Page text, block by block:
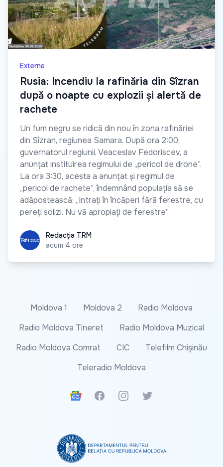
Externe
Rusia: Incendiu la rafinăria din Sîzran
după o noapte cu explozii și alertă de
rachete
Un fum negru se ridică din nou în zona rafinăriei
din Sîzran, regiunea Samara. După ora 2:00,
guvernatorul regiunii, Veaceslav Fedoriscev, a
anunțat instituirea regimului de „pericol de drone”.
La ora 3:30, acesta a anunțat și regimul de
„pericol de rachete”, îndemnând populația să se
adăpostească: „Intrați în încăperi fără ferestre, cu
pereți solizi. Nu vă apropiați de ferestre”.
Redacția TRM
Redacția TRM
acum 4 ore
Moldova 1 Moldova 2
Radio Moldova
Radio Moldova Tineret
Radio Moldova Muzical
Radio Moldova Comrat
CIC
Telefilm Chișinău
Teleradio Moldova
Google News
FacebookInstagramTwitter